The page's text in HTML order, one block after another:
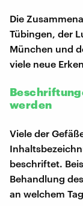
Die
Tübingen, der
München und
viele neue
werden
Viele der
beschriftet.
Behandlung
an welchem